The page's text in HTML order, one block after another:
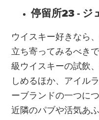
停留所23 - ジ
ウイスキー好きなら
立ち寄ってみるべき
級ウイスキーの試飲
しめるほか、アイル
ーブランドの一つに
近隣のパブや活気あ